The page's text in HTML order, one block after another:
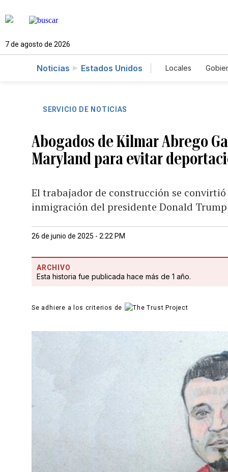
7 de agosto de 2026
Noticias Estados Unidos Locales
SERVICIO DE NOTICIAS
Abogados de Kilmar Abrego
Maryland para evitar
El trabajador de construcción se
inmigración del presidente Donald Trump
26 de junio de 2025 - 2:22 PM
ARCHIVO
Esta historia fue publicada hace más de 1 año.
Se adhiere a los criterios de